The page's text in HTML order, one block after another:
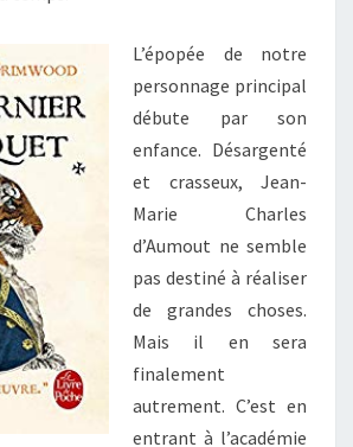
L’épopée de notre
personnage principal
débute par son
enfance. Désargenté
et crasseux, Jean-
Marie Charles
d’Aumout ne semble
pas destiné à réaliser
de grandes choses.
Mais il en sera
finalement
autrement. C’est en
entrant à l’académie